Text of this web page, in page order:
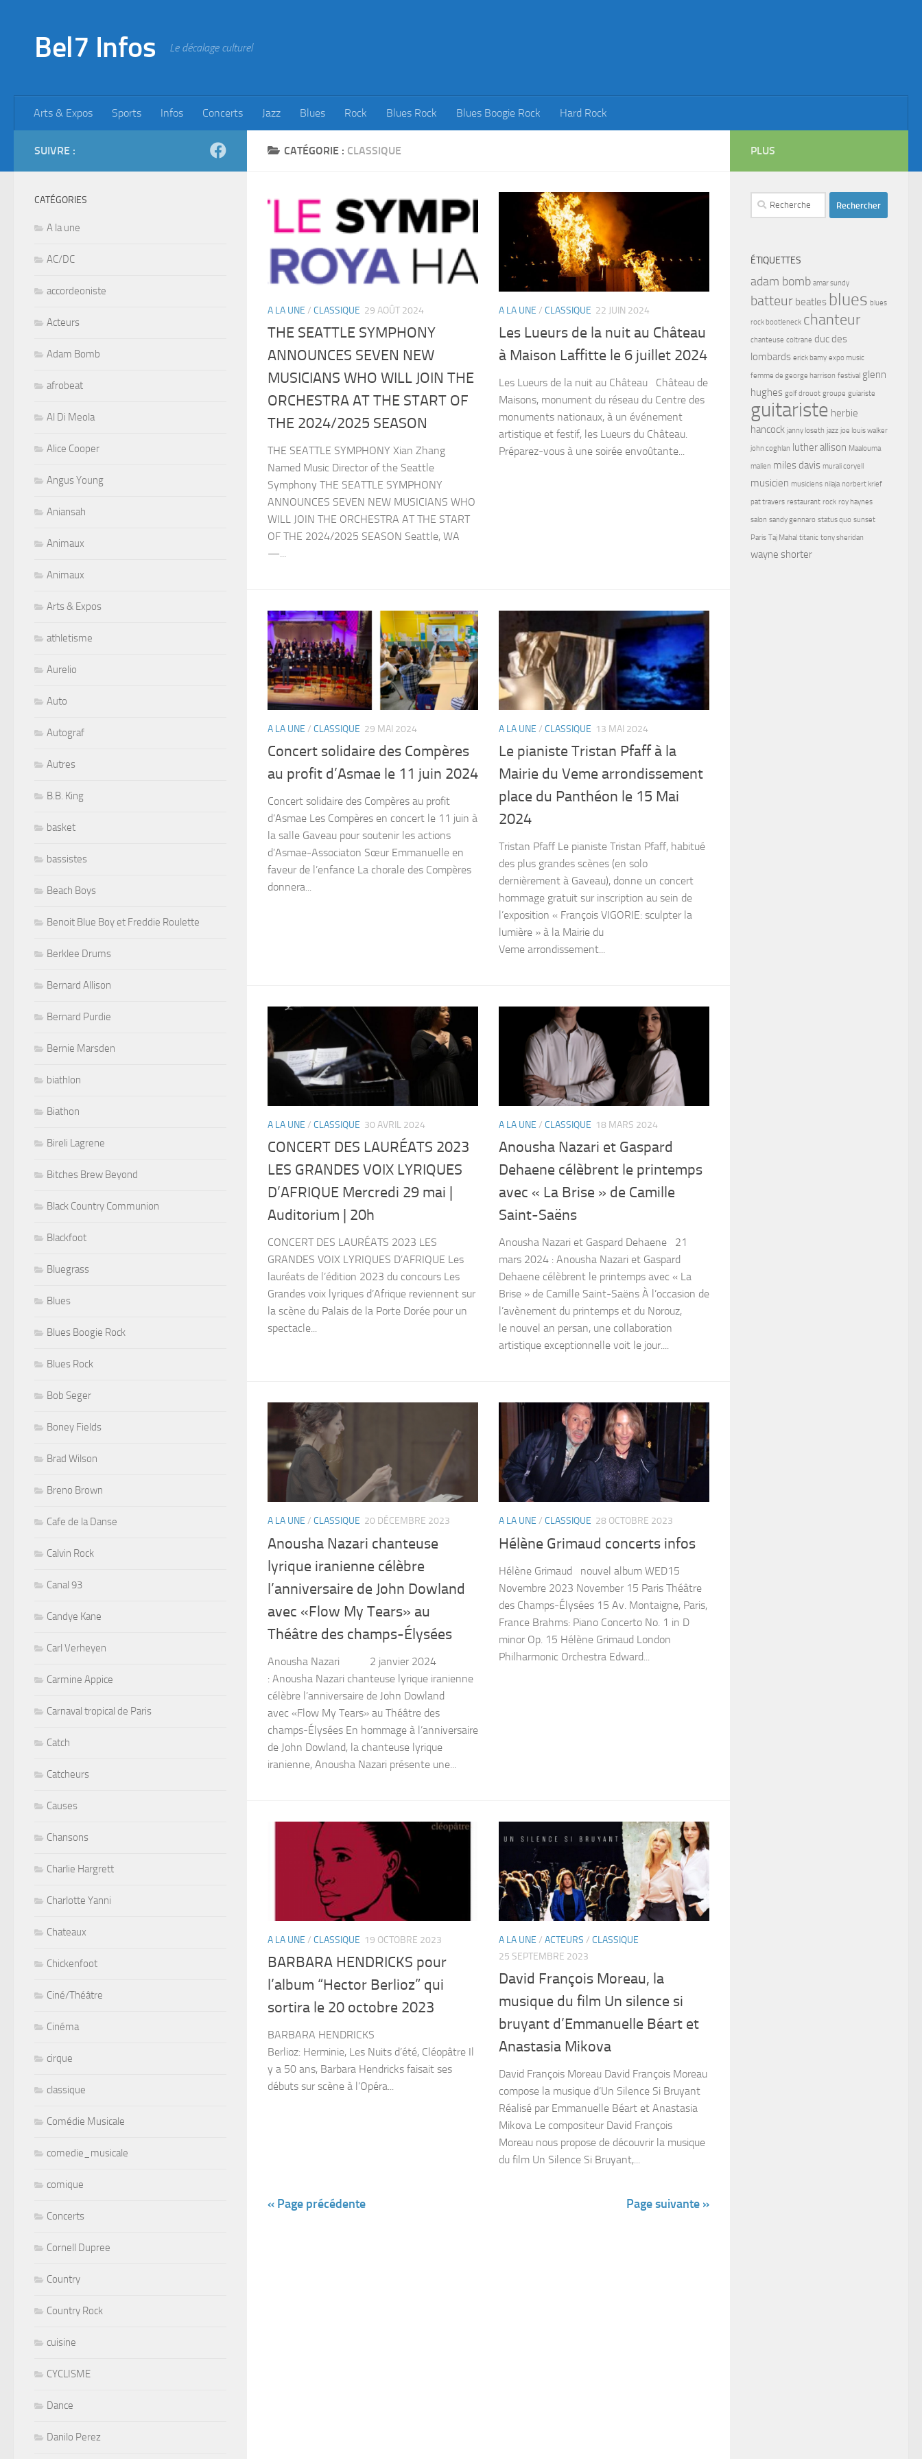
Bel7 Infos Le décalage culturel
Arts & Expos Sports Infos Concerts Jazz Blues Rock Blues Rock Blues Boogie Rock Hard Rock
CATÉGORIE : CLASSIQUE
A LA UNE / CLASSIQUE 29 AOÛT 2024
THE SEATTLE SYMPHONY
ANNOUNCES SEVEN NEW
MUSICIANS WHO WILL JOIN THE
ORCHESTRA AT THE START OF
THE 2024/2025 SEASON
THE SEATTLE SYMPHONY Xian Zhang
Named Music Director of the Seattle
Symphony THE SEATTLE SYMPHONY
ANNOUNCES SEVEN NEW MUSICIANS WHO
WILL JOIN THE ORCHESTRA AT THE START
OF THE 2024/2025 SEASON Seattle, WA
—...
A LA UNE / CLASSIQUE 22 JUIN 2024
Les Lueurs de la nuit au Château
à Maison Laffitte le 6 juillet 2024
Les Lueurs de la nuit au Château Château de
Maisons, monument du réseau du Centre des
monuments nationaux, à un événement
artistique et festif, les Lueurs du Château.
Préparez-vous à une soirée envoûtante...
A LA UNE / CLASSIQUE 29 MAI 2024
Concert solidaire des Compères
au profit d’Asmae le 11 juin 2024
Concert solidaire des Compères au profit
d’Asmae Les Compères en concert le 11 juin à
la salle Gaveau pour soutenir les actions
d’Asmae-Associaton Sœur Emmanuelle en
faveur de l’enfance La chorale des Compères
donnera...
A LA UNE / CLASSIQUE 13 MAI 2024
Le pianiste Tristan Pfaff à la
Mairie du Veme arrondissement
place du Panthéon le 15 Mai
2024
Tristan Pfaff Le pianiste Tristan Pfaff, habitué
des plus grandes scènes (en solo
dernièrement à Gaveau), donne un concert
hommage gratuit sur inscription au sein de
l’exposition « François VIGORIE: sculpter la
lumière » à la Mairie du
Veme arrondissement...
A LA UNE / CLASSIQUE 30 AVRIL 2024
CONCERT DES LAURÉATS 2023
LES GRANDES VOIX LYRIQUES
D’AFRIQUE Mercredi 29 mai |
Auditorium | 20h
CONCERT DES LAURÉATS 2023 LES
GRANDES VOIX LYRIQUES D’AFRIQUE Les
lauréats de l’édition 2023 du concours Les
Grandes voix lyriques d’Afrique reviennent sur
la scène du Palais de la Porte Dorée pour un
spectacle...
A LA UNE / CLASSIQUE 18 MARS 2024
Anousha Nazari et Gaspard
Dehaene célèbrent le printemps
avec « La Brise » de Camille
Saint-Saëns
Anousha Nazari et Gaspard Dehaene 21
mars 2024 : Anousha Nazari et Gaspard
Dehaene célèbrent le printemps avec « La
Brise » de Camille Saint-Saëns À l’occasion de
l’avènement du printemps et du Norouz,
le nouvel an persan, une collaboration
artistique exceptionnelle voit le jour....
A LA UNE / CLASSIQUE 20 DÉCEMBRE 2023
Anousha Nazari chanteuse
lyrique iranienne célèbre
l’anniversaire de John Dowland
avec «Flow My Tears» au
Théâtre des champs-Élysées
Anousha Nazari 2 janvier 2024
: Anousha Nazari chanteuse lyrique iranienne
célèbre l’anniversaire de John Dowland
avec «Flow My Tears» au Théâtre des
champs-Élysées En hommage à l’anniversaire
de John Dowland, la chanteuse lyrique
iranienne, Anousha Nazari présente une...
A LA UNE / CLASSIQUE 28 OCTOBRE 2023
Hélène Grimaud concerts infos
Hélène Grimaud nouvel album WED15
Novembre 2023 November 15 Paris Théâtre
des Champs-Élysées 15 Av. Montaigne, Paris,
France Brahms: Piano Concerto No. 1 in D
minor Op. 15 Hélène Grimaud London
Philharmonic Orchestra Edward...
A LA UNE / CLASSIQUE 19 OCTOBRE 2023
BARBARA HENDRICKS pour
l’album “Hector Berlioz” qui
sortira le 20 octobre 2023
BARBARA HENDRICKS
Berlioz: Herminie, Les Nuits d’été, Cléopâtre Il
y a 50 ans, Barbara Hendricks faisait ses
débuts sur scène à l’Opéra...
A LA UNE / ACTEURS / CLASSIQUE
25 SEPTEMBRE 2023
David François Moreau, la
musique du film Un silence si
bruyant d’Emmanuelle Béart et
Anastasia Mikova
David François Moreau David François Moreau
compose la musique d’Un Silence Si Bruyant
Réalisé par Emmanuelle Béart et Anastasia
Mikova Le compositeur David François
Moreau nous propose de découvrir la musique
du film Un Silence Si Bruyant,...
« Page précédente Page suivante »
SUIVRE :
CATÉGORIES
A la une
AC/DC
accordeoniste
Acteurs
Adam Bomb
afrobeat
Al Di Meola
Alice Cooper
Angus Young
Aniansah
Animaux
Animaux
Arts & Expos
athletisme
Aurelio
Auto
Autograf
Autres
B.B. King
basket
bassistes
Beach Boys
Benoit Blue Boy et Freddie Roulette
Berklee Drums
Bernard Allison
Bernard Purdie
Bernie Marsden
biathlon
Biathon
Bireli Lagrene
Bitches Brew Beyond
Black Country Communion
Blackfoot
Bluegrass
Blues
Blues Boogie Rock
Blues Rock
Bob Seger
Boney Fields
Brad Wilson
Breno Brown
Cafe de la Danse
Calvin Rock
Canal 93
Candye Kane
Carl Verheyen
Carmine Appice
Carnaval tropical de Paris
Catch
Catcheurs
Causes
Chansons
Charlie Hargrett
Charlotte Yanni
Chateaux
Chickenfoot
Ciné/Théâtre
Cinéma
cirque
classique
Comédie Musicale
comedie_musicale
comique
Concerts
Cornell Dupree
Country
Country Rock
cuisine
CYCLISME
Dance
Danilo Perez
PLUS
Rechercher :
ÉTIQUETTES
adam bomb amar sundy
batteur beatles blues blues
rock bootleneck chanteur
chanteuse coltrane duc des
lombards erick bamy expo music
femme de george harrison festival glenn
hughes golf drouot groupe guiariste
guitariste herbie
hancock janny loseth jazz joe louis walker
john coghlan luther allison Maalouma
malien miles davis murali coryell
musicien musiciens nilaja norbert krief
pat travers restaurant rock roy haynes
salon sandy gennaro status quo sunset
Paris Taj Mahal titanic tony sheridan
wayne shorter